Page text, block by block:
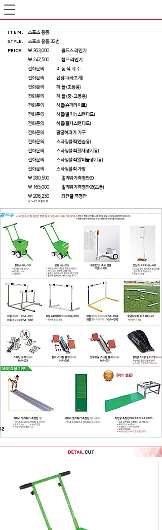
ITEM .
스포츠 용품
STYLE.
스포츠 용품 32번
PRICE.
※ VAT 포함가격
₩ 363,000 월드스 라인기
₩ 247,500 챔프 라인기
전화문의 이 동 식 지 주
전화문의 신장계(좌고계)
전화문의 허 들 (초등용)
전화문의 허 들 (중·고등용)
전화문의 허들(슈퍼라이트)
전화문의 허들(알미늄스탠다드)
전화문의 허들(철재스탠다드)
전화문의 팔굽혀펴기 기구
전화문의 스타팅블럭(연습용)
전화문의 스타팅블럭(철제경기용)
전화문의 스타팅블럭(알미늄경기용)
전화문의 스타팅블럭 가방
₩ 280,500 멀리뛰기측정판①
₩ 165,000 멀리뛰기측정판②(초등)
₩ 206,250 좌전굴 측정판